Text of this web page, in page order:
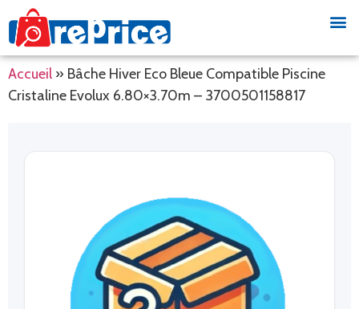
Accueil » Bâche Hiver Eco Bleue Compatible Piscine
Cristaline Evolux 6.80×3.70m – 3700501158817